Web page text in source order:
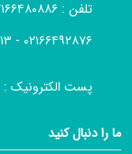
تلفن :
۰۲۱۶۶۴۹۲۸۷۶ - ۰۲۱۶۶۴۹۷۶۱۳ ,
پست الکترونیک :
ما را دنبال کنید